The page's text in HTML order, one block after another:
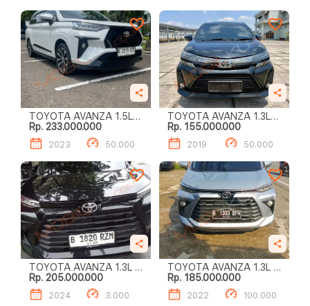
TOYOTA AVANZA 1.5L
VELOZ A/T
Rp. 233.000.000
2023 50.000
TOYOTA AVANZA 1.3L
VELOZ A/T
Rp. 155.000.000
2019 50.000
TOYOTA AVANZA 1.3L E
M/T
Rp. 205.000.000
2024
3.000
TOYOTA AVANZA 1.3L G
M/T
Rp. 185.000.000
2022
100.000